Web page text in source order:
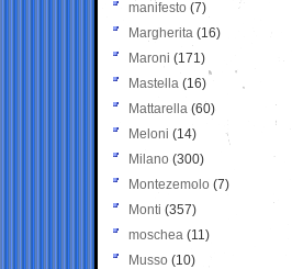
manifesto (7)
Margherita (16)
Maroni (171)
Mastella (16)
Mattarella (60)
Meloni (14)
Milano (300)
Montezemolo (7)
Monti (357)
moschea (11)
Musso (10)